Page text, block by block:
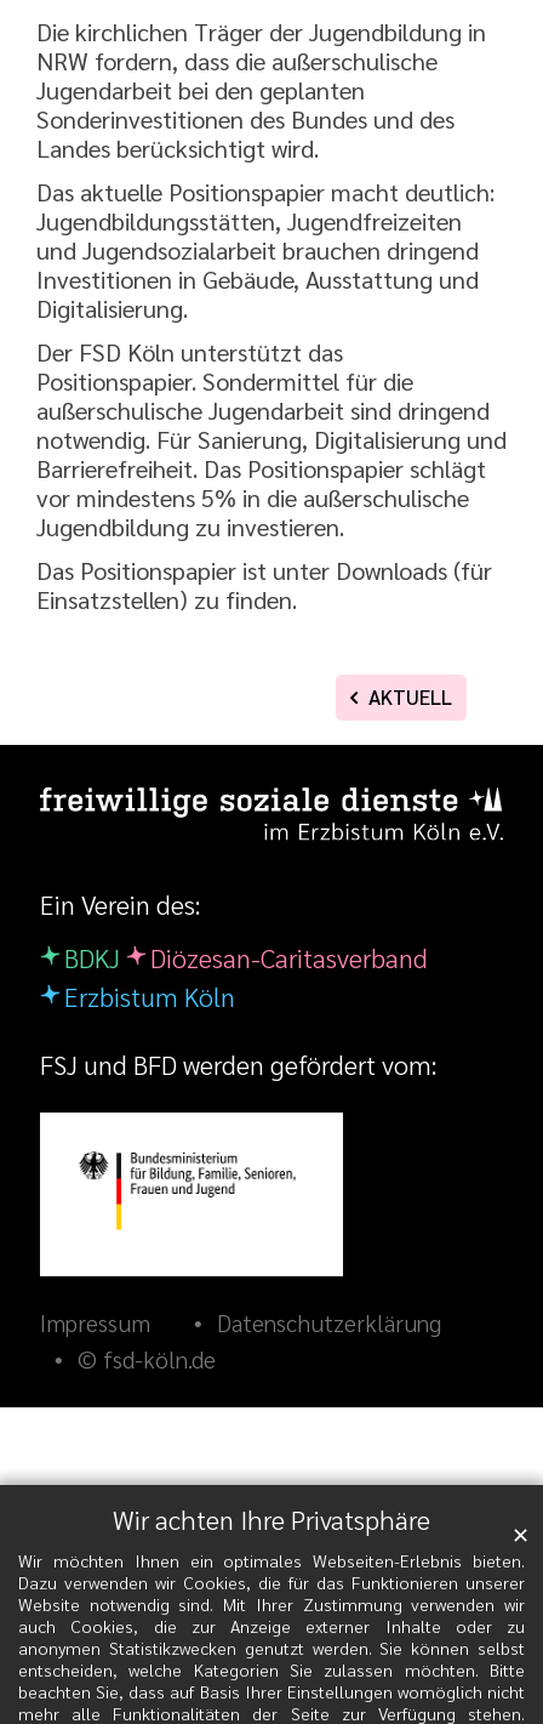
Wir achten Ihre Privatsphäre
Wir möchten Ihnen ein optimales Webseiten-Erlebnis bieten.
Dazu verwenden wir Cookies, die für das Funktionieren unserer
Website notwendig sind. Mit Ihrer Zustimmung verwenden wir
auch Cookies, die zur Anzeige externer Inhalte oder zu
anonymen Statistikzwecken genutzt werden. Sie können selbst
entscheiden, welche Kategorien Sie zulassen möchten. Bitte
beachten Sie, dass auf Basis Ihrer Einstellungen womöglich nicht
mehr alle Funktionalitäten der Seite zur Verfügung stehen.
✕
Die kirchlichen Träger der Jugendbildung in
NRW fordern, dass die außerschulische
Jugendarbeit bei den geplanten
Sonderinvestitionen des Bundes und des
Landes berücksichtigt wird.
Das aktuelle Positionspapier macht deutlich:
Jugendbildungsstätten, Jugendfreizeiten
und Jugendsozialarbeit brauchen dringend
Investitionen in Gebäude, Ausstattung und
Digitalisierung.
Der FSD Köln unterstützt das
Positionspapier. Sondermittel für die
außerschulische Jugendarbeit sind dringend
notwendig. Für Sanierung, Digitalisierung und
Barrierefreiheit. Das Positionspapier schlägt
vor mindestens 5% in die außerschulische
Jugendbildung zu investieren.
Das Positionspapier ist unter Downloads (für
Einsatzstellen) zu finden.
AKTUELL
Ein Verein des:
BDKJ
Diözesan-Caritasverband
Erzbistum Köln
FSJ und BFD werden gefördert vom:
Impressum
Datenschutzerklärung
© fsd-köln.de